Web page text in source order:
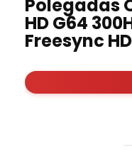
Polegadas
HD G64
Freesync